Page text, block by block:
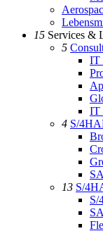
15 Services &
5
IT
IT
4 S/
13 S/
S/